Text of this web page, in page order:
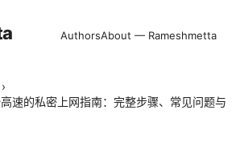
AuthorsAbout — Rameshmetta
›
速的私密上网指南：完整步骤、常见问题与